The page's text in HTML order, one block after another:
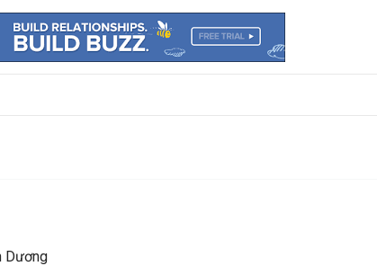
Dương